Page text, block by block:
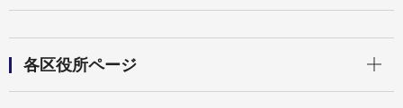
各区役所ページ